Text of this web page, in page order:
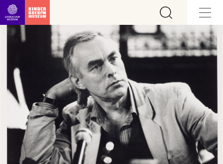
Ga direct naar inhoud